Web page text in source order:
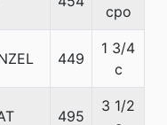
cpo
449
1 3/4
c
495
3 1/2